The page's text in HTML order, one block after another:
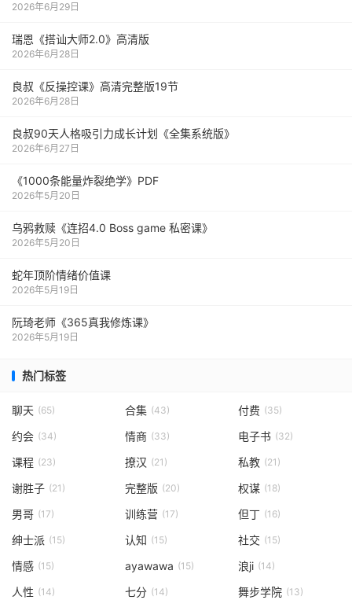
2026年6月29日
瑞恩《搭讪大师2.0》高清版
2026年6月28日
良叔《反操控课》高清完整版19节
2026年6月28日
良叔90天人格吸引力成长计划《全集系统版》
2026年6月27日
《1000‮能条‬‎量‮裂炸‬‎绝学》PDF
2026年5月20日
乌鸦救赎《连招4.0 Boss game 私密课》
2026年5月20日
蛇年顶阶情绪价值课
2026年5月19日
阮琦老师《365真我修炼课》
2026年5月19日
热门标签
聊天 (65) 合集 (43) 付费 (35)
约会 (34) 情商 (33) 电子书 (32)
课程 (23) 撩汉 (21) 私教 (21)
谢胜子 (21) 完整版 (20) 权谋 (18)
男哥 (17) 训练营 (17) 但丁 (16)
绅士派 (15) 认知 (15) 社交 (15)
情感 (15) ayawawa (15) 浪ji (14)
人性 (14) 七分 (14) 舞步学院 (13)